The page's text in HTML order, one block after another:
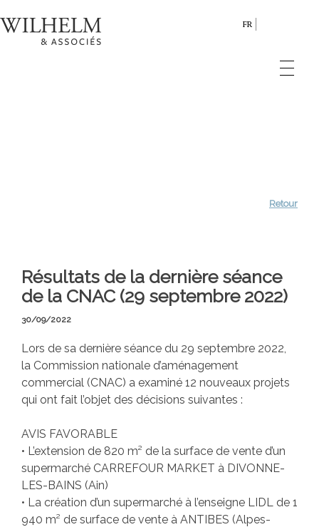
FR
Retour
Résultats de la dernière séance
de la CNAC (29 septembre 2022)
30/09/2022
Lors de sa dernière séance du 29 septembre 2022,
la Commission nationale d’aménagement
commercial (CNAC) a examiné 12 nouveaux projets
qui ont fait l’objet des décisions suivantes :
AVIS FAVORABLE
• L’extension de 820 m² de la surface de vente d’un
supermarché CARREFOUR MARKET à DIVONNE-
LES-BAINS (Ain)
• La création d’un supermarché à l’enseigne LIDL de 1
940 m² de surface de vente à ANTIBES (Alpes-